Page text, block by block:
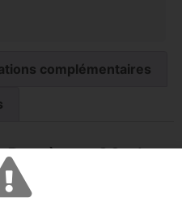
complémentaires
30ml –